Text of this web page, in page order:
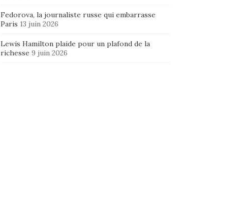
Fedorova, la journaliste russe qui embarrasse
Paris 13 juin 2026
Lewis Hamilton plaide pour un plafond de la
richesse 9 juin 2026